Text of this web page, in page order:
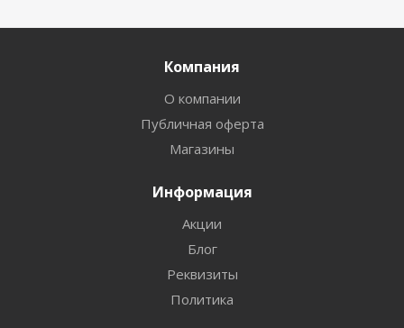
Компания
О компании
Публичная оферта
Магазины
Информация
Акции
Блог
Реквизиты
Политика